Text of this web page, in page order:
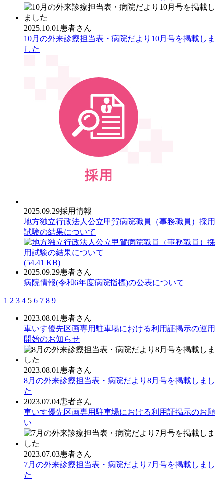
2025.10.01 患者さん
10月の外来診療担当表・病院だより10月号を掲載しま
した
2025.09.29採用情報
地方独立行政法人公立甲賀病院職員（事務職員）採用
試験の結果について
(54.41 KB)
2025.09.29患者さん
病院情報(令和6年度病院指標)の公表について
1 2 3 4 5 6 7 8 9
2023.08.01 患者さん
車いす優先区画専用駐車場における利用証掲示の運用
開始のお知らせ
2023.08.01 患者さん
8月の外来診療担当表・病院だより8月号を掲載しまし
た
2023.07.04患者さん
車いす優先区画専用駐車場における利用証掲示のお願
い
2023.07.03患者さん
7月の外来診療担当表・病院だより7月号を掲載しまし
た